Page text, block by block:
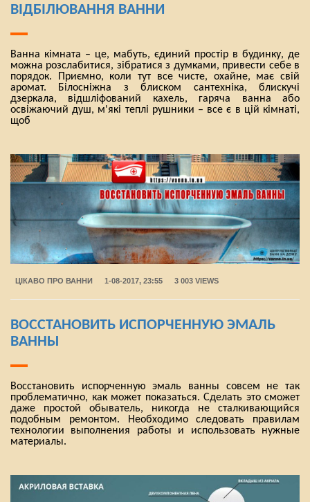
ВІДБІЛЮВАННЯ ВАННИ
Ванна кімната – це, мабуть, єдиний простір в будинку, де
можна розслабитися, зібратися з думками, привести себе в
порядок. Приємно, коли тут все чисте, охайне, має свій
аромат. Білосніжна з блиском сантехніка, блискучі
дзеркала, відшліфований кахель, гаряча ванна або
освіжаючий душ, м'які теплі рушники – все є в цій кімнаті,
щоб
ЦІКАВО ПРО ВАННИ 1-08-2017, 23:55 3 003 VIEWS
ВОССТАНОВИТЬ ИСПОРЧЕННУЮ ЭМАЛЬ
ВАННЫ
Восстановить испорченную эмаль ванны совсем не так
проблематично, как может показаться. Сделать это сможет
даже простой обыватель, никогда не сталкивающийся
подобным ремонтом. Необходимо следовать правилам
технологии выполнения работы и использовать нужные
материалы.